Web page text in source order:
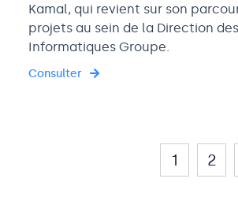
Kamal, qui revient sur son
projets au sein de la Direction
Informatiques Groupe.
Consulter
1 2